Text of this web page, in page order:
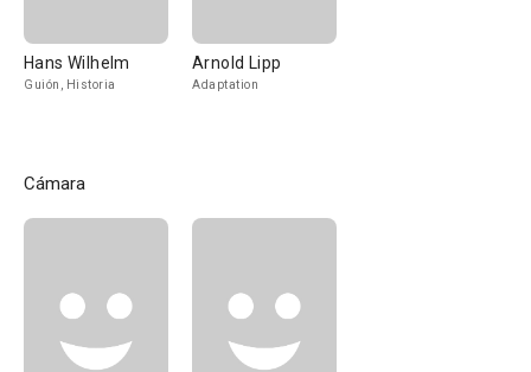
Hans Wilhelm
Guión, Historia
Arnold Lipp
Adaptation
Cámara